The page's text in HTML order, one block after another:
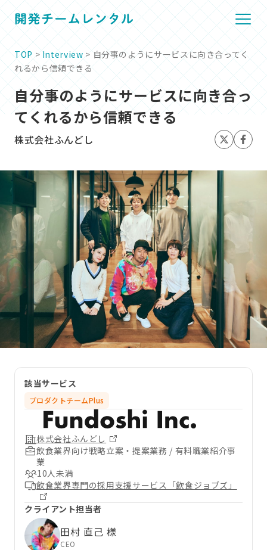
TOP>Interview> 自分事のようにサービスに向き合ってく
れるから信頼できる
自分事のようにサービスに向き合っ
てくれるから信頼できる
株式会社ふんどし
該当サービス
プロダクトチームPlus
株式会社ふんどし
飲食業界向け戦略立案・提案業務 / 有料職業紹介事
業
10人未満
飲食業界専門の採用支援サービス「飲食ジョブズ」
クライアント担当者
田村 直己 様
CEO